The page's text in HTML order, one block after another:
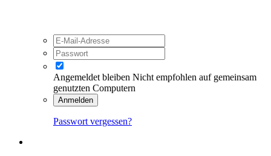
Angemeldet bleiben Nicht empfohlen auf gemeinsam
genutzten Computern
Anmelden
Passwort vergessen?